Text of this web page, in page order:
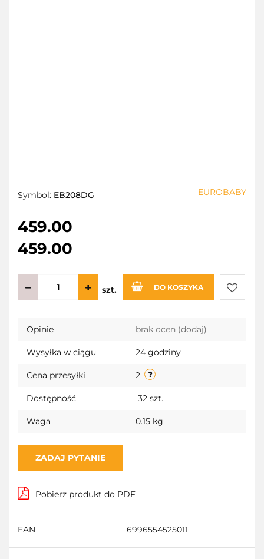
Symbol: EB208DG EUROBABY
459.00
459.00
szt. DO KOSZYKA
Do
Opinie brak ocen (dodaj)
Wysyłka w ciągu 24 godziny
Cena przesyłki 2
Dostępność 32 szt.
Waga 0.15 kg
ZADAJ PYTANIE
Pobierz produkt do PDF
EAN 6996554525011